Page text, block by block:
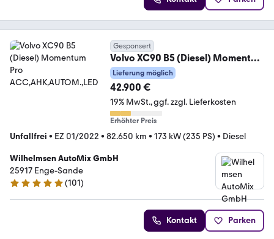
Gesponsert
Volvo XC90 B5 (Diesel) Momentum
Pro ACC,AHK,AUTOM.,LED
Lieferung möglich
42.900 €
19% MwSt. ggf. zzgl. Lieferkosten
Erhöhter Preis
Unfallfrei • EZ 01/2022 • 82.650 km • 173 kW (235 PS) • Diesel
Wilhelmsen AutoMix GmbH
25917 Enge-Sande
4.9 Sterne
(101)
Kontakt Parken